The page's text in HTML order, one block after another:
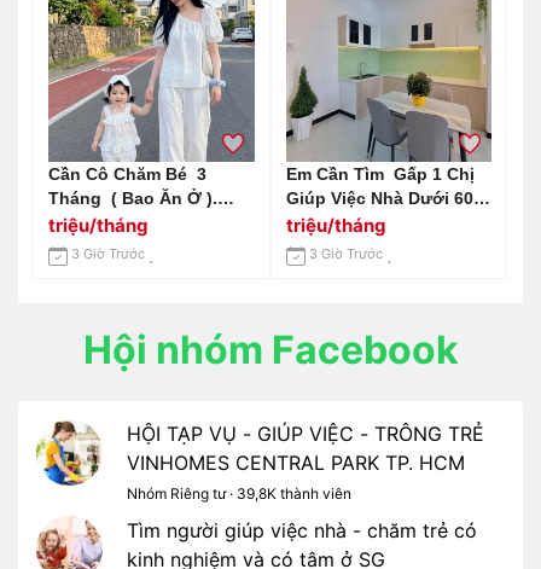
Cần Cô Chăm Bé 3
Tháng ( Bao Ăn Ở ).
Lương 15 Triệu
triệu/tháng
3 Giờ Trước
Em Cần Tìm Gấp 1 Chị
Giúp Việc Nhà Dưới 60
Tuổi
triệu/tháng
3 Giờ Trước
Hội nhóm Facebook
HỘI TẠP VỤ - GIÚP VIỆC - TRÔNG TRẺ
VINHOMES CENTRAL PARK TP. HCM
Nhóm Riêng tư · 39,8K thành viên
Tìm người giúp việc nhà - chăm trẻ có
kinh nghiệm và có tâm ở SG